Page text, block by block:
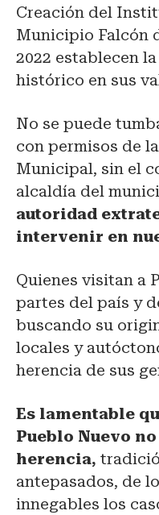
Creación del
Municipio Falcón
2022 establecen
histórico en sus
No se puede
con permisos de
Municipal, sin el
alcaldía del
autoridad
intervenir en
Quienes visitan a
partes del país y
buscando su
locales y
herencia de sus
Es lamentable
Pueblo Nuevo
herencia,
antepasados, de
innegables los